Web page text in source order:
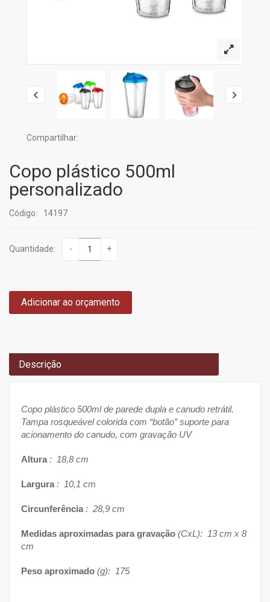
Compartilhar:
Copo plástico 500ml
personalizado
Código: 14197
Quantidade: - +
Adicionar ao orçamento
Descrição
Copo plástico 500ml de parede dupla e canudo retrátil.
Tampa rosqueável colorida com “botão” suporte para
acionamento do canudo, com gravação UV
Altura : 18,8 cm
Largura : 10,1 cm
Circunferência : 28,9 cm
Medidas aproximadas para gravação (CxL): 13 cm x 8
cm
Peso aproximado (g): 175